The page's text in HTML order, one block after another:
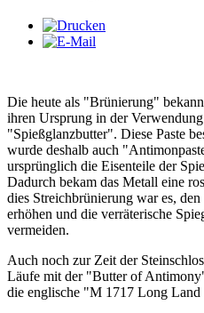
Die heute als "Brünierung"
ihren Ursprung in der Verwendung
"Spießglanzbutter". Diese Paste
wurde deshalb auch
ursprünglich die Eisenteile der
Dadurch bekam das Metall eine
dies Streichbrünierung war es,
erhöhen und die verräterische
vermeiden.
Auch noch zur Zeit der
Läufe mit der "Butter of
die englische "M 1717 Long